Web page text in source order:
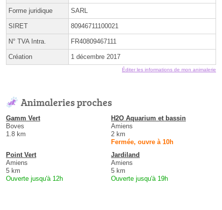
Forme juridique SARL
SIRET 80946711100021
N° TVA Intra. FR40809467111
Création 1 décembre 2017
Éditer les informations de mon animalerie
Animaleries proches
Gamm Vert
Boves
1.8 km
H2O Aquarium et bassin
Amiens
2 km
Fermée, ouvre à 10h
Point Vert
Amiens
5 km
Ouverte jusqu'à 12h
Jardiland
Amiens
5 km
Ouverte jusqu'à 19h